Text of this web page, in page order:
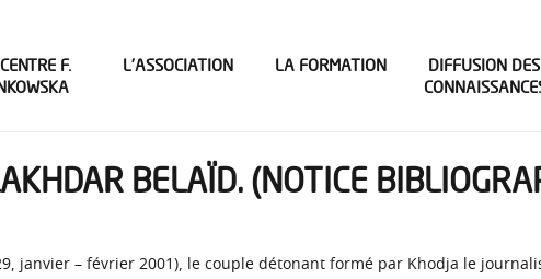
F.
L’ASSOCIATION LA FORMATION
DIFFUSION DES
BELAÏD. (NOTICE
janvier – février 2001), le couple détonant formé par Khodja le